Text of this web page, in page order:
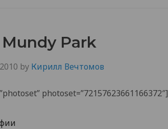
Park
by Кирилл Вечтомов
photoset=”72157623661166372″]